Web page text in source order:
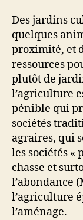
Des jardins
quelques
proximité, et
ressources
plutôt de
l’agriculture
pénible qui
sociétés
agraires, qui
les sociétés «
chasse et
l’abondance
l’agriculture
l’aménage.